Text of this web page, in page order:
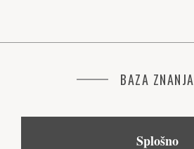
BAZA ZNANJA
Splošno